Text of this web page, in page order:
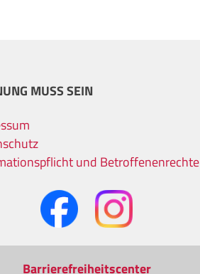
MUSS SEIN
und Betroffenenrechte
Barrierefreiheitscenter